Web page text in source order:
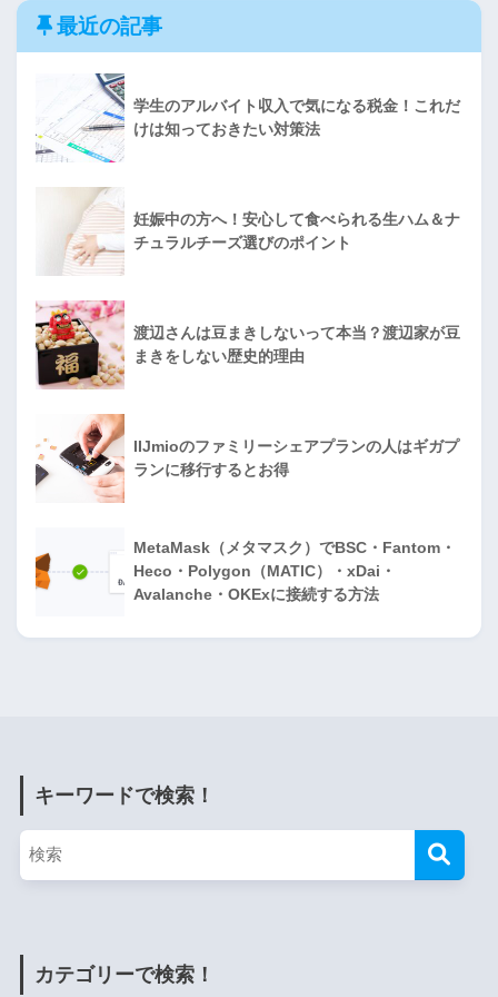
最近の記事
学生のアルバイト収入で気になる税金！これだ
けは知っておきたい対策法
妊娠中の方へ！安心して食べられる生ハム＆ナ
チュラルチーズ選びのポイント
渡辺さんは豆まきしないって本当？渡辺家が豆
まきをしない歴史的理由
IIJmioのファミリーシェアプランの人はギガプ
ランに移行するとお得
MetaMask（メタマスク）でBSC・Fantom・
Heco・Polygon（MATIC）・xDai・
Avalanche・OKExに接続する方法
キーワードで検索！
カテゴリーで検索！